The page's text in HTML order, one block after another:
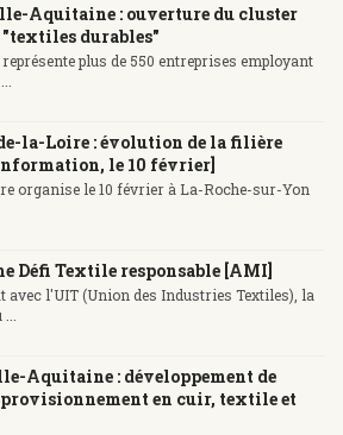
Aquitaine : ouverture du cluster
durables"
plus de 550 entreprises employant
la-Loire : évolution de la filière
le 10 février]
organise le 10 février à La-Roche-sur-Yon
Défi Textile responsable [AMI]
avec l'UIT (Union des Industries Textiles), la
Aquitaine : développement de
en cuir, textile et